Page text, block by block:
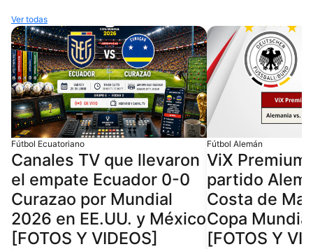
Ver todas
Fútbol Ecuatoriano
Canales TV que llevaron
el empate Ecuador 0-0
Curazao por Mundial
2026 en EE.UU. y México
[FOTOS Y VIDEOS]
Fútbol Alemán
ViX
partido
Costa de
Copa
[FOTOS Y